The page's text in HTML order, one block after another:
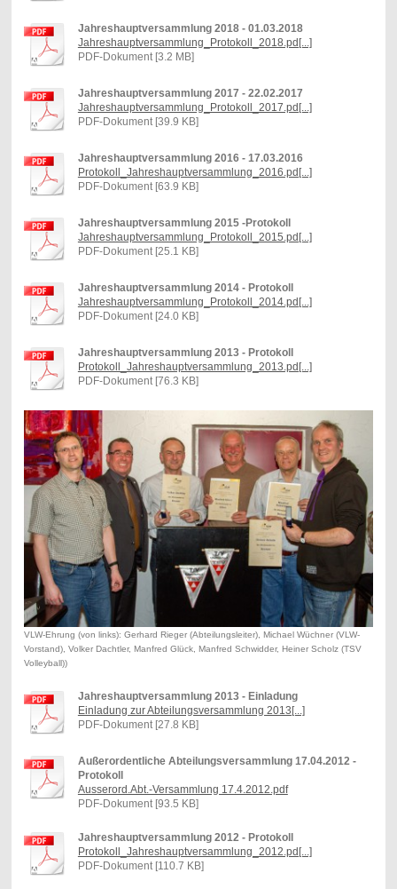
Jahreshauptversammlung 2018 - 01.03.2018
Jahreshauptversammlung_Protokoll_2018.pd[...]
PDF-Dokument [3.2 MB]
Jahreshauptversammlung 2017 - 22.02.2017
Jahreshauptversammlung_Protokoll_2017.pd[...]
PDF-Dokument [39.9 KB]
Jahreshauptversammlung 2016 - 17.03.2016
Protokoll_Jahreshauptversammlung_2016.pd[...]
PDF-Dokument [63.9 KB]
Jahreshauptversammlung 2015 -Protokoll
Jahreshauptversammlung_Protokoll_2015.pd[...]
PDF-Dokument [25.1 KB]
Jahreshauptversammlung 2014 - Protokoll
Jahreshauptversammlung_Protokoll_2014.pd[...]
PDF-Dokument [24.0 KB]
Jahreshauptversammlung 2013 - Protokoll
Protokoll_Jahreshauptversammlung_2013.pd[...]
PDF-Dokument [76.3 KB]
VLW-Ehrung (von links): Gerhard Rieger (Abteilungsleiter), Michael Wüchner (VLW-
Vorstand), Volker Dachtler, Manfred Glück, Manfred Schwidder, Heiner Scholz (TSV
Volleyball))
Jahreshauptversammlung 2013 - Einladung
Einladung zur Abteilungsversammlung 2013[...]
PDF-Dokument [27.8 KB]
Außerordentliche Abteilungsversammlung 17.04.2012 -
Protokoll
Ausserord.Abt.-Versammlung 17.4.2012.pdf
PDF-Dokument [93.5 KB]
Jahreshauptversammlung 2012 - Protokoll
Protokoll_Jahreshauptversammlung_2012.pd[...]
PDF-Dokument [110.7 KB]